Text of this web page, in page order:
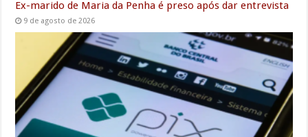
Ex-marido de Maria da Penha é preso após dar entrevista
9 de agosto de 2026